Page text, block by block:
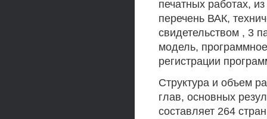
печатных работах,
перечень ВАК,
свидетельством , 3
модель,
регистрации
Структура и объем
глав, основных
составляет 264